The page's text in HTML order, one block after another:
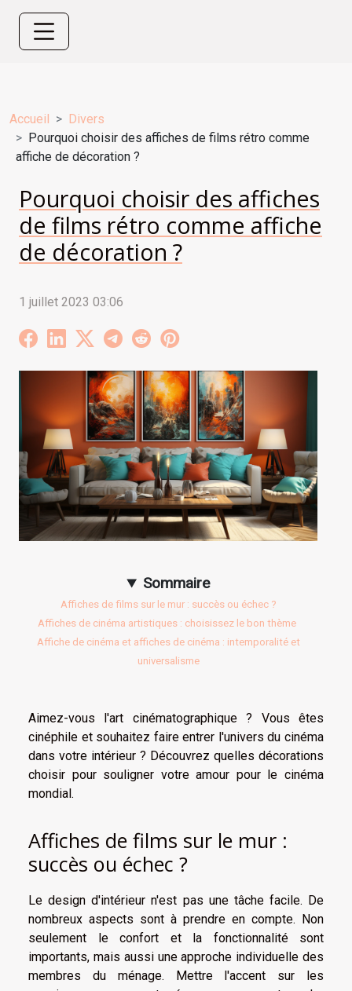
Accueil
Divers
Pourquoi choisir des affiches de films rétro comme
affiche de décoration ?
Pourquoi choisir des affiches
de films rétro comme affiche
de décoration ?
1 juillet 2023 03:06
Sommaire
Affiches de films sur le mur : succès ou échec ?
Affiches de cinéma artistiques : choisissez le bon thème
Affiche de cinéma et affiches de cinéma : intemporalité et
universalisme
Aimez-vous l'art cinématographique ? Vous êtes
cinéphile et souhaitez faire entrer l'univers du cinéma
dans votre intérieur ? Découvrez quelles décorations
choisir pour souligner votre amour pour le cinéma
mondial.
Affiches de films sur le mur :
succès ou échec ?
Le design d'intérieur n'est pas une tâche facile. De
nombreux aspects sont à prendre en compte. Non
seulement le confort et la fonctionnalité sont
importants, mais aussi une approche individuelle des
membres du ménage. Mettre l'accent sur les